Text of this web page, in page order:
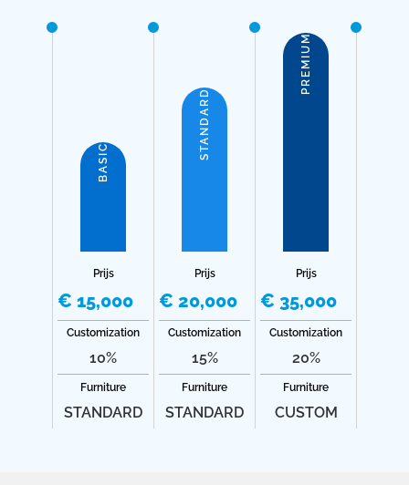
BASIC
Prijs
€ 15,000
Customization
10%
Furniture
STANDARD
STANDARD
Prijs
€ 20,000
Customization
15%
Furniture
STANDARD
PREMIUM
Prijs
€ 35,000
Customization
20%
Furniture
CUSTOM